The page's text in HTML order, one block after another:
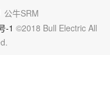
公牛SRM
-1 ©2018 Bull Electric All